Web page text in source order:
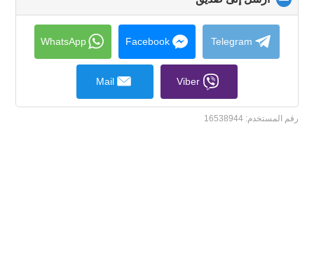
to
collapse
contents
Telegram
Facebook
WhatsApp
Viber
Mail
رقم المستخدم:16538944